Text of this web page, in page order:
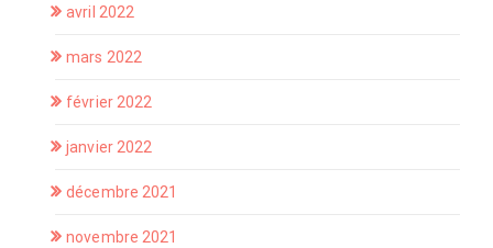
avril 2022
mars 2022
février 2022
janvier 2022
décembre 2021
novembre 2021